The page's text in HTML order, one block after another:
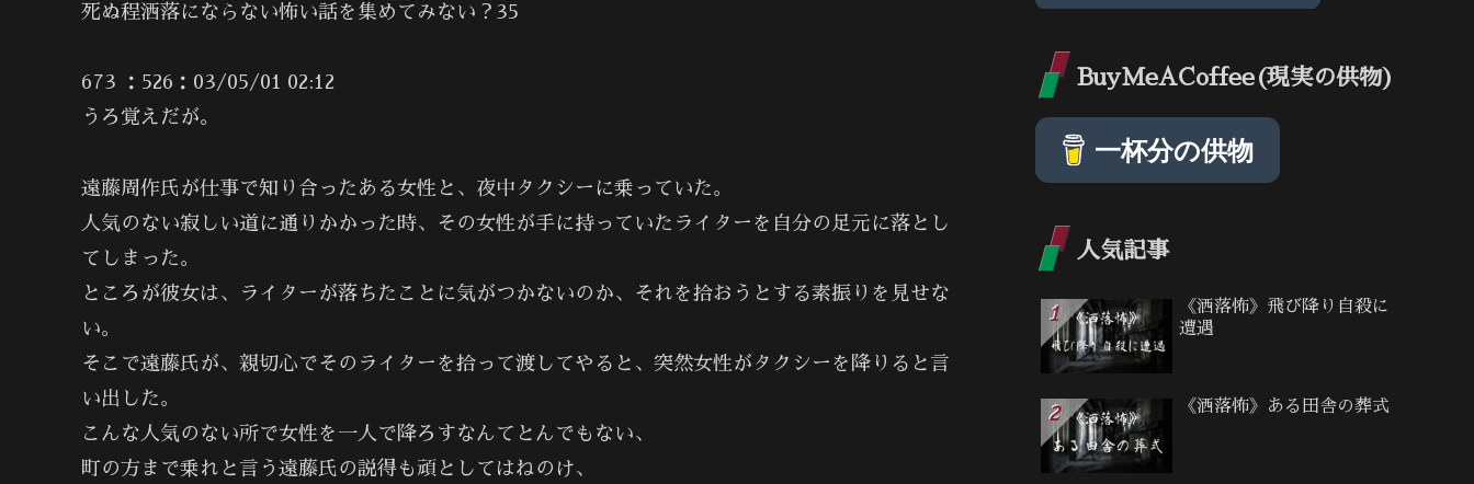
死ぬ程洒落にならない怖い話を集めてみない？35
673 ：526：03/05/01 02:12
うろ覚えだが。
遠藤周作氏が仕事で知り合ったある女性と、夜中タクシーに乗っていた。
人気のない寂しい道に通りかかった時、その女性が手に持っていたライターを自分の足元に落とし
てしまった。
ところが彼女は、ライターが落ちたことに気がつかないのか、それを拾おうとする素振りを見せな
い。
そこで遠藤氏が、親切心でそのライターを拾って渡してやると、突然女性がタクシーを降りると言
い出した。
こんな人気のない所で女性を一人で降ろすなんてとんでもない、
町の方まで乗れと言う遠藤氏の説得も頑としてはねのけ、
BuyMeACoffee(現実の供物)
一杯分の供物
人気記事
《洒落怖》飛び降り自殺に
遭遇
《洒落怖》ある田舎の葬式